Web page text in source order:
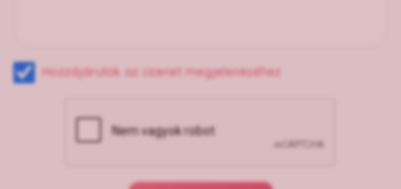
Hozzájárulok az üzenet megjelenéséhez